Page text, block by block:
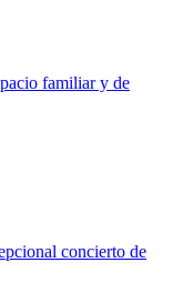
familiar y de
concierto de